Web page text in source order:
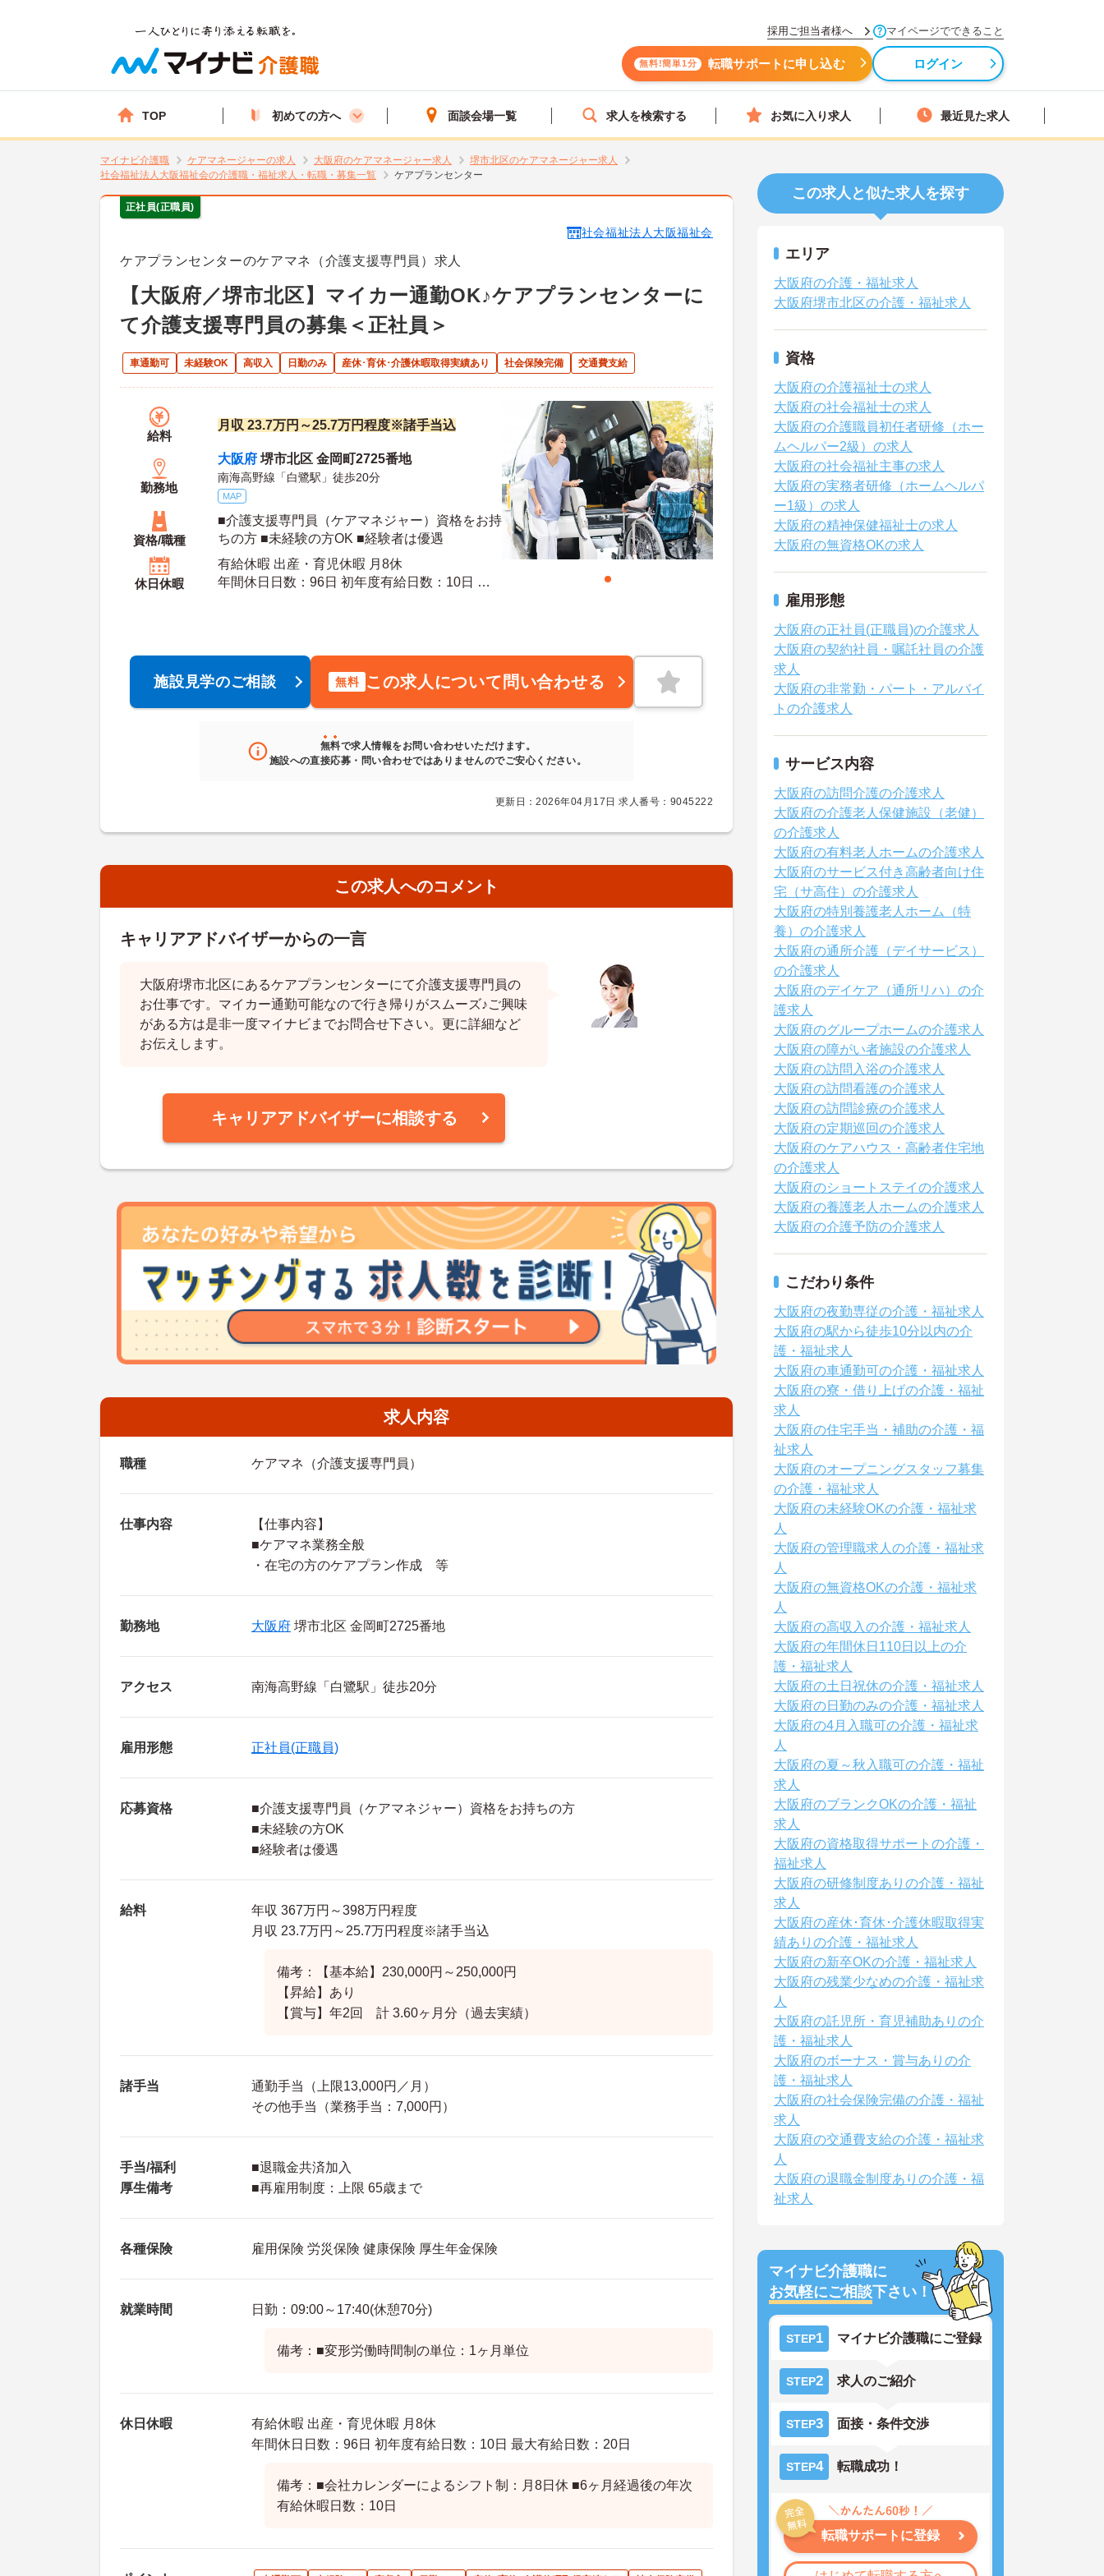
採用ご担当者様へ マイページでできること
無料!簡単1分 転職サポートに申し込む ログイン
TOP 初めての方へ 面談会場一覧 求人を検索する お気に入り求人 最近見た求人
マイナビ介護職 ケアマネージャーの求人 大阪府のケアマネージャー求人
堺市北区のケアマネージャー求人
社会福祉法人大阪福祉会の介護職・福祉求人・転職・募集一覧
ケアプランセンター
正社員(正職員)
社会福祉法人大阪福祉会
ケアプランセンターのケアマネ（介護支援専門員）求人
【大阪府／堺市北区】マイカー通勤OK♪ケアプランセンターに
て介護支援専門員の募集＜正社員＞
車通勤可 未経験OK 高収入 日勤のみ 産休･育休･介護休暇取得実績あり 社会保険完備 交通費支給
給料
月収 23.7万円～25.7万円程度※諸手当込
勤務地
大阪府 堺市北区 金岡町2725番地
南海高野線「白鷺駅」徒歩20分
MAP
資格/職種
■介護支援専門員（ケアマネジャー）資格をお持
ちの方 ■未経験の方OK ■経験者は優遇
休日休暇
有給休暇 出産・育児休暇 月8休
年間休日日数：96日 初年度有給日数：10日 最
施設見学のご相談 無料 この求人について問い合わせる
無料で求人情報をお問い合わせいただけます。
施設への直接応募・問い合わせではありませんのでご安心ください。
更新日：2026年04月17日 求人番号：9045222
この求人へのコメント
キャリアアドバイザーからの一言
大阪府堺市北区にあるケアプランセンターにて介護支援専門員の
お仕事です。マイカー通勤可能なので行き帰りがスムーズ♪ご興味
がある方は是非一度マイナビまでお問合せ下さい。更に詳細など
お伝えします。
キャリアアドバイザーに相談する
求人内容
職種 ケアマネ（介護支援専門員）
仕事内容
【仕事内容】
■ケアマネ業務全般
・在宅の方のケアプラン作成 等
勤務地 大阪府 堺市北区 金岡町2725番地
アクセス 南海高野線「白鷺駅」徒歩20分
雇用形態 正社員(正職員)
応募資格
■介護支援専門員（ケアマネジャー）資格をお持ちの方
■未経験の方OK
■経験者は優遇
給料
年収 367万円～398万円程度
月収 23.7万円～25.7万円程度※諸手当込
備考：【基本給】230,000円～250,000円
【昇給】あり
【賞与】年2回 計 3.60ヶ月分（過去実績）
諸手当
通勤手当（上限13,000円／月）
その他手当（業務手当：7,000円）
手当/福利
厚生備考
■退職金共済加入
■再雇用制度：上限 65歳まで
各種保険 雇用保険 労災保険 健康保険 厚生年金保険
就業時間 日勤：09:00～17:40(休憩70分)
備考：■変形労働時間制の単位：1ヶ月単位
休日休暇
有給休暇 出産・育児休暇 月8休
年間休日日数：96日 初年度有給日数：10日 最大有給日数：20日
備考：■会社カレンダーによるシフト制：月8日休 ■6ヶ月経過後の年次
有給休暇日数：10日
この求人と似た求人を探す
エリア
大阪府の介護・福祉求人
大阪府堺市北区の介護・福祉求人
資格
大阪府の介護福祉士の求人
大阪府の社会福祉士の求人
大阪府の介護職員初任者研修（ホー
ムヘルパー2級）の求人
大阪府の社会福祉主事の求人
大阪府の実務者研修（ホームヘルパ
ー1級）の求人
大阪府の精神保健福祉士の求人
大阪府の無資格OKの求人
雇用形態
大阪府の正社員(正職員)の介護求人
大阪府の契約社員・嘱託社員の介護
求人
大阪府の非常勤・パート・アルバイ
トの介護求人
サービス内容
大阪府の訪問介護の介護求人
大阪府の介護老人保健施設（老健）
の介護求人
大阪府の有料老人ホームの介護求人
大阪府のサービス付き高齢者向け住
宅（サ高住）の介護求人
大阪府の特別養護老人ホーム（特
養）の介護求人
大阪府の通所介護（デイサービス）
の介護求人
大阪府のデイケア（通所リハ）の介
護求人
大阪府のグループホームの介護求人
大阪府の障がい者施設の介護求人
大阪府の訪問入浴の介護求人
大阪府の訪問看護の介護求人
大阪府の訪問診療の介護求人
大阪府の定期巡回の介護求人
大阪府のケアハウス・高齢者住宅地
の介護求人
大阪府のショートステイの介護求人
大阪府の養護老人ホームの介護求人
大阪府の介護予防の介護求人
こだわり条件
大阪府の夜勤専従の介護・福祉求人
大阪府の駅から徒歩10分以内の介
護・福祉求人
大阪府の車通勤可の介護・福祉求人
大阪府の寮・借り上げの介護・福祉
求人
大阪府の住宅手当・補助の介護・福
祉求人
大阪府のオープニングスタッフ募集
の介護・福祉求人
大阪府の未経験OKの介護・福祉求
人
大阪府の管理職求人の介護・福祉求
人
大阪府の無資格OKの介護・福祉求
人
大阪府の高収入の介護・福祉求人
大阪府の年間休日110日以上の介
護・福祉求人
大阪府の土日祝休の介護・福祉求人
大阪府の日勤のみの介護・福祉求人
大阪府の4月入職可の介護・福祉求
人
大阪府の夏～秋入職可の介護・福祉
求人
大阪府のブランクOKの介護・福祉
求人
大阪府の資格取得サポートの介護・
福祉求人
大阪府の研修制度ありの介護・福祉
求人
大阪府の産休･育休･介護休暇取得実
績ありの介護・福祉求人
大阪府の新卒OKの介護・福祉求人
大阪府の残業少なめの介護・福祉求
人
大阪府の託児所・育児補助ありの介
護・福祉求人
大阪府のボーナス・賞与ありの介
護・福祉求人
大阪府の社会保険完備の介護・福祉
求人
大阪府の交通費支給の介護・福祉求
人
大阪府の退職金制度ありの介護・福
祉求人
マイナビ介護職に
お気軽にご相談下さい！
STEP1 マイナビ介護職にご登録
STEP2 求人のご紹介
STEP3 面接・条件交渉
STEP4 転職成功！
転職サポートに登録